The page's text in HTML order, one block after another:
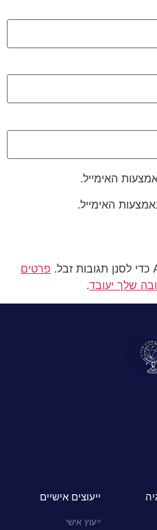
האימייל.
האימייל.
פרטים
שלך יעובד.
ייעוצים אישיים
ייעוץ אישי